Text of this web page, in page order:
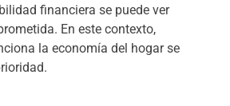
financiera se puede ver
En este contexto,
la economía del hogar se